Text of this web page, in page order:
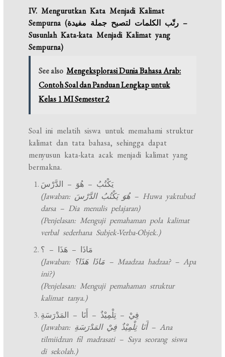
IV. Mengurutkan Kata Menjadi Kalimat
Sempurna (رتّب الكلمات لتصبح جملة مفيدة –
Susunlah Kata-kata Menjadi Kalimat yang
Sempurna)
See also Mengeksplorasi Dunia Bahasa Arab:
Contoh Soal dan Panduan Lengkap untuk
Kelas 1 MI Semester 2
Soal ini melatih siswa untuk memahami struktur
kalimat dan tata bahasa, sehingga dapat
menyusun kata-kata acak menjadi kalimat yang
bermakna.
يَكْتُبُ – هُوَ – الدَّرْسَ
(Jawaban: هُوَ يَكْتُبُ الدَّرْسَ – Huwa yaktubud
darsa – Dia menulis pelajaran)
(Penjelasan: Menguji pemahaman pola kalimat
verbal sederhana Subjek-Verba-Objek.)
مَاذَا – هَذَا – ؟
(Jawaban: مَاذَا هَذَا؟ – Maadzaa hadzaa? – Apa
ini?)
(Penjelasan: Menguji pemahaman struktur
kalimat tanya.)
فِيْ – تِلْمِيْذٌ – أَنَا – المَدْرَسَةِ
(Jawaban: أَنَا تِلْمِيْذٌ فِيْ المَدْرَسَةِ – Ana
tilmiidzun fil madrasati – Saya seorang siswa
di sekolah.)